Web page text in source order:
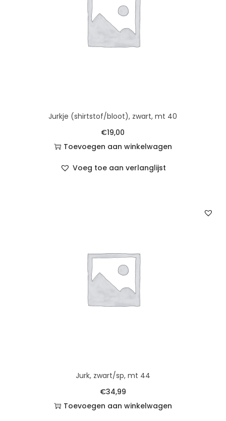
Jurkje (shirtstof/bloot), zwart, mt 40
€19,00
Toevoegen aan winkelwagen
Voeg toe aan verlanglijst
Jurk, zwart/sp, mt 44
€34,99
Toevoegen aan winkelwagen